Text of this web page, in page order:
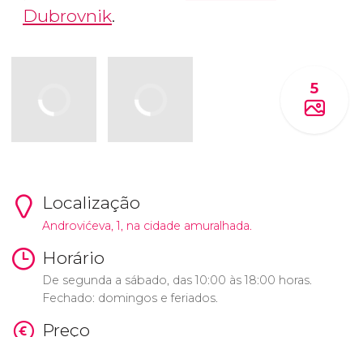
Dubrovnik.
5
Localização
Androvićeva, 1, na cidade amuralhada.
Horário
De segunda a sábado, das 10:00 às 18:00 horas.
Fechado: domingos e feriados.
Preço